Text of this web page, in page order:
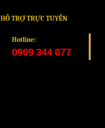
HỖ TRỢ TRỰC TUYẾN
Hotline:
0909 344 077